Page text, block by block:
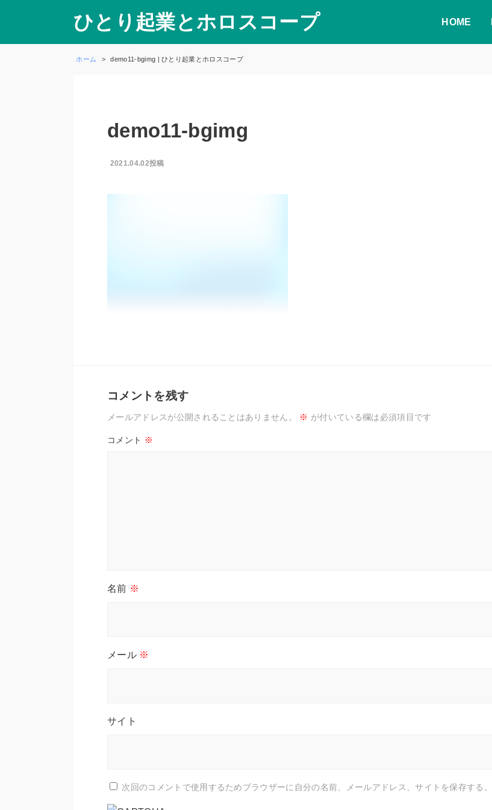
ひとり起業とホロスコープ HOME
ホーム demo11-bgimg | ひとり起業とホロスコープ
demo11-bgimg
2021.04.02投稿
コメントを残す
メールアドレスが公開されることはありません。 ※ が付いている欄は必須項目です
コメント ※
名前 ※
メール ※
サイト
次回のコメントで使用するためブラウザーに自分の名前、メールアドレス、サイトを保存する。